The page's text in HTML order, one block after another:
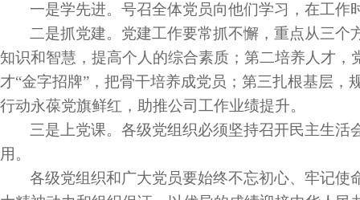
一是学先进。号召全体党员向他们学习，在工
二是抓党建。党建工作要常抓不懈，重点从三
知识和智慧，提高个人的综合素质；第二培养人才
才“金字招牌”，把骨干培养成党员；第三扎根基层
行动永葆党旗鲜红，助推公司工作业绩提升。
三是上党课。各级党组织必须坚持召开民主生
用。
各级党组织和广大党员要始终不忘初心、牢记